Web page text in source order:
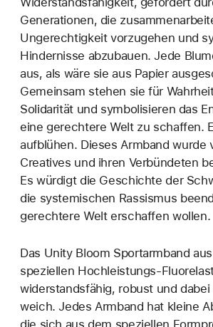
Generationen, die
Ungerechtigkeit vorzugehen und
Hindernisse abzubauen. Jede
aus, als wäre sie aus Papier
Gemeinsam stehen sie für
Solidarität und symbolisieren das
eine gerechtere Welt zu schaffen.
aufblühen. Dieses Armband wurde
Creatives und ihren Verbündeten
Es würdigt die Geschichte der
die systemischen Rassismus
gerechtere Welt erschaffen wollen.
Das Unity Bloom Sportarmband
speziellen Hochleistungs-
widerstandsfähig, robust und
weich. Jedes Armband hat kleine
die sich aus dem speziellen